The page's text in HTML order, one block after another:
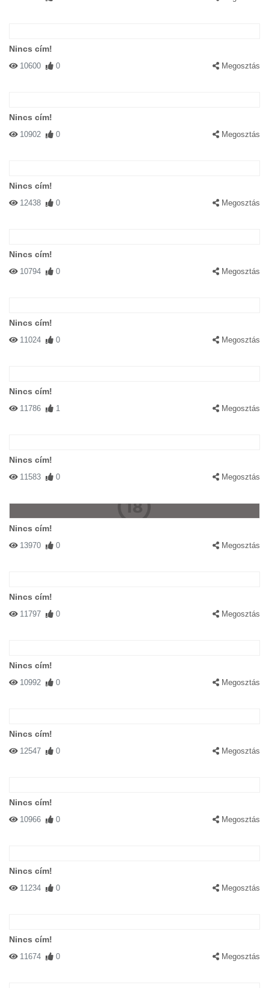
Nincs cím!
10600 0 Megosztás
Nincs cím!
10902 0 Megosztás
Nincs cím!
12438 0 Megosztás
Nincs cím!
10794 0 Megosztás
Nincs cím!
11024 0 Megosztás
Nincs cím!
11786 1 Megosztás
Nincs cím!
11583 0 Megosztás
Nincs cím!
13970 0 Megosztás
Nincs cím!
11797 0 Megosztás
Nincs cím!
10992 0 Megosztás
Nincs cím!
12547 0 Megosztás
Nincs cím!
10966 0 Megosztás
Nincs cím!
11234 0 Megosztás
Nincs cím!
11674 0 Megosztás